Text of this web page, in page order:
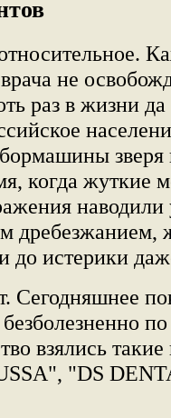
не
раз в жизни
зверя
когда жуткие
до истерики
Сегодняшнее
взялись
"DS